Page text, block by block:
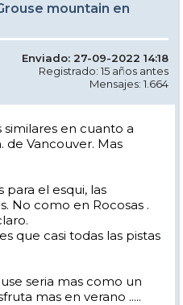
mountain en
Enviado: 27-09-2022 14:18
Registrado: 15 años antes
Mensajes: 1.664
en cuanto a
de Vancouver. Mas
el esqui, las
No como en Rocosas .
que casi todas las pistas
seria mas como un
mas en verano .....